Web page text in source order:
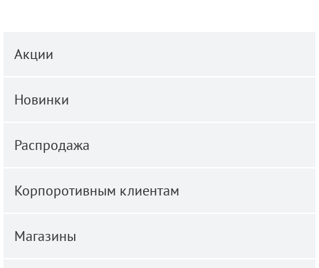
Акции
Новинки
Распродажа
Корпоротивным клиентам
Магазины